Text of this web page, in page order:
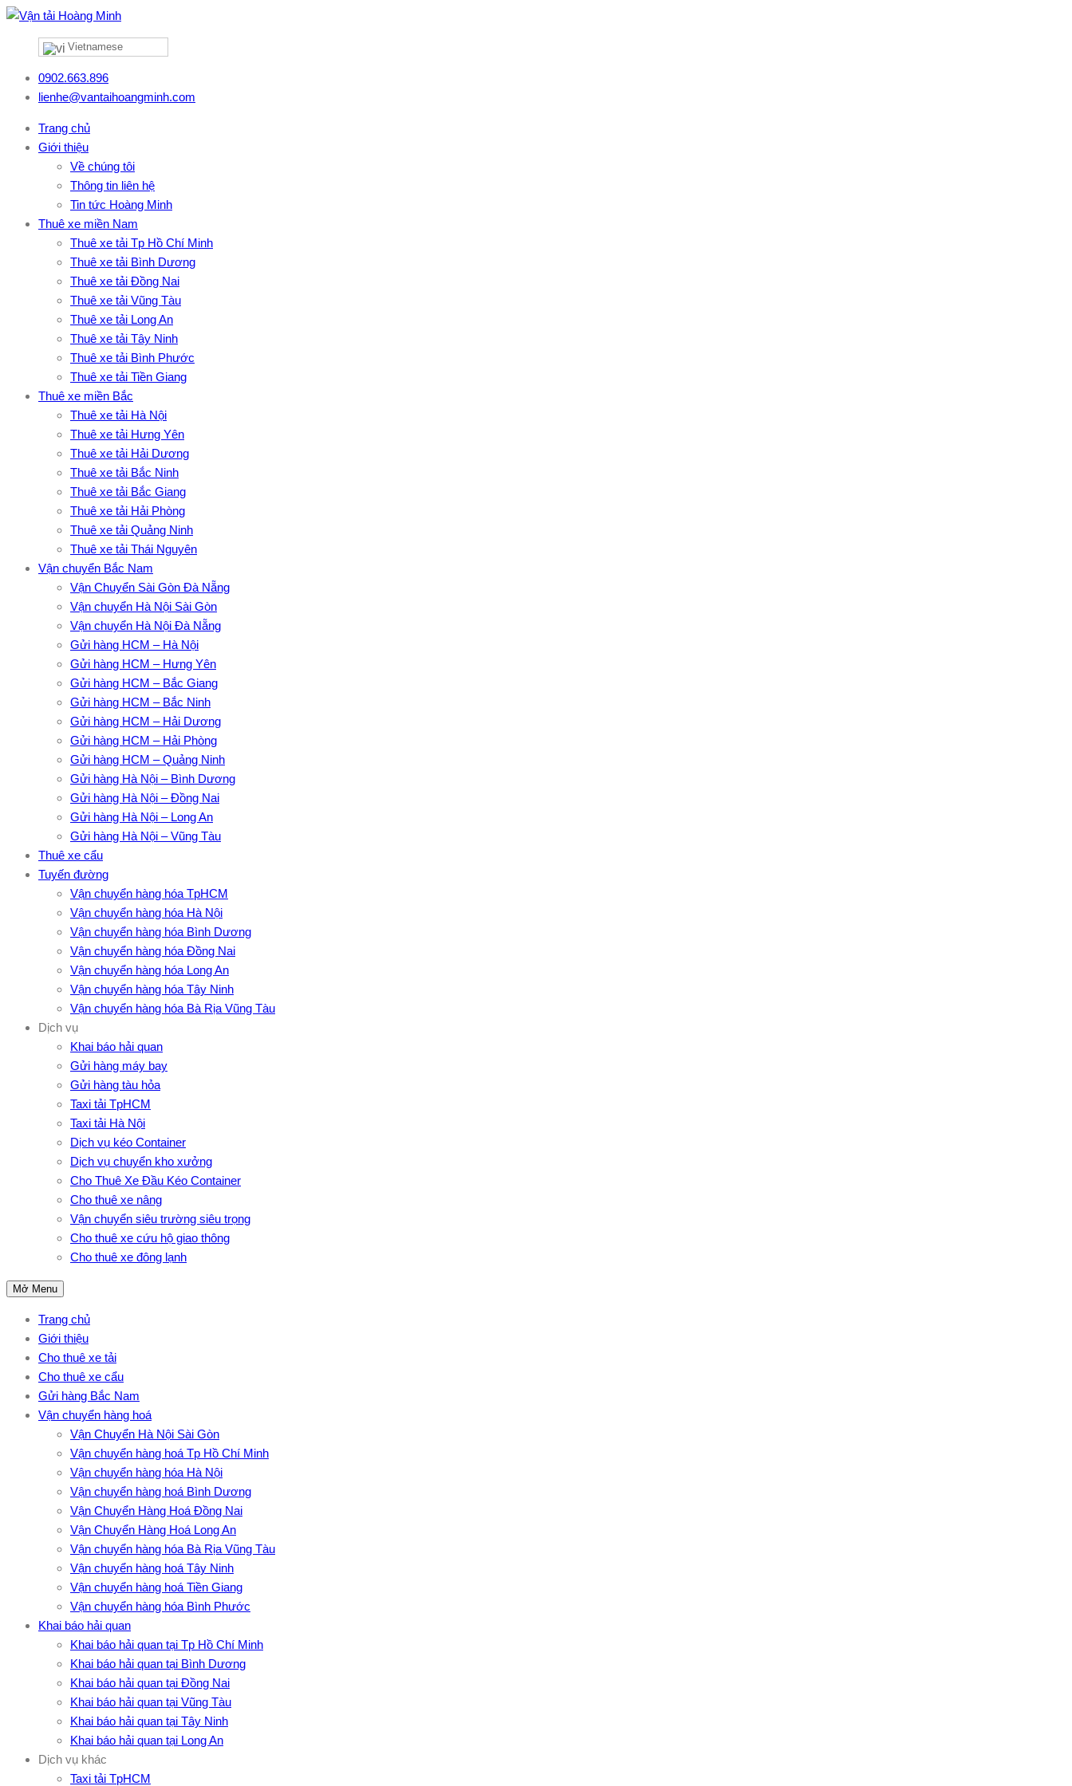
Vietnamese
0902.663.896
lienhe@vantaihoangminh.com
Trang chủ
Giới thiệu
Về chúng tôi
Thông tin liên hệ
Tin tức Hoàng Minh
Thuê xe miền Nam
Thuê xe tải Tp Hồ Chí Minh
Thuê xe tải Bình Dương
Thuê xe tải Đồng Nai
Thuê xe tải Vũng Tàu
Thuê xe tải Long An
Thuê xe tải Tây Ninh
Thuê xe tải Bình Phước
Thuê xe tải Tiền Giang
Thuê xe miền Bắc
Thuê xe tải Hà Nội
Thuê xe tải Hưng Yên
Thuê xe tải Hải Dương
Thuê xe tải Bắc Ninh
Thuê xe tải Bắc Giang
Thuê xe tải Hải Phòng
Thuê xe tải Quảng Ninh
Thuê xe tải Thái Nguyên
Vận chuyển Bắc Nam
Vận Chuyển Sài Gòn Đà Nẵng
Vận chuyển Hà Nội Sài Gòn
Vận chuyển Hà Nội Đà Nẵng
Gửi hàng HCM – Hà Nội
Gửi hàng HCM – Hưng Yên
Gửi hàng HCM – Bắc Giang
Gửi hàng HCM – Bắc Ninh
Gửi hàng HCM – Hải Dương
Gửi hàng HCM – Hải Phòng
Gửi hàng HCM – Quảng Ninh
Gửi hàng Hà Nội – Bình Dương
Gửi hàng Hà Nội – Đồng Nai
Gửi hàng Hà Nội – Long An
Gửi hàng Hà Nội – Vũng Tàu
Thuê xe cẩu
Tuyến đường
Vận chuyển hàng hóa TpHCM
Vận chuyển hàng hóa Hà Nội
Vận chuyển hàng hóa Bình Dương
Vận chuyển hàng hóa Đồng Nai
Vận chuyển hàng hóa Long An
Vận chuyển hàng hóa Tây Ninh
Vận chuyển hàng hóa Bà Rịa Vũng Tàu
Dịch vụ
Khai báo hải quan
Gửi hàng máy bay
Gửi hàng tàu hỏa
Taxi tải TpHCM
Taxi tải Hà Nội
Dịch vụ kéo Container
Dịch vụ chuyển kho xưởng
Cho Thuê Xe Đầu Kéo Container
Cho thuê xe nâng
Vận chuyển siêu trường siêu trọng
Cho thuê xe cứu hộ giao thông
Cho thuê xe đông lạnh
Mở Menu
Trang chủ
Giới thiệu
Cho thuê xe tải
Cho thuê xe cẩu
Gửi hàng Bắc Nam
Vận chuyển hàng hoá
Vận Chuyển Hà Nội Sài Gòn
Vận chuyển hàng hoá Tp Hồ Chí Minh
Vận chuyển hàng hóa Hà Nội
Vận chuyển hàng hoá Bình Dương
Vận Chuyển Hàng Hoá Đồng Nai
Vận Chuyển Hàng Hoá Long An
Vận chuyển hàng hóa Bà Rịa Vũng Tàu
Vận chuyển hàng hoá Tây Ninh
Vận chuyển hàng hoá Tiền Giang
Vận chuyển hàng hóa Bình Phước
Khai báo hải quan
Khai báo hải quan tại Tp Hồ Chí Minh
Khai báo hải quan tại Bình Dương
Khai báo hải quan tại Đồng Nai
Khai báo hải quan tại Vũng Tàu
Khai báo hải quan tại Tây Ninh
Khai báo hải quan tại Long An
Dịch vụ khác
Taxi tải TpHCM